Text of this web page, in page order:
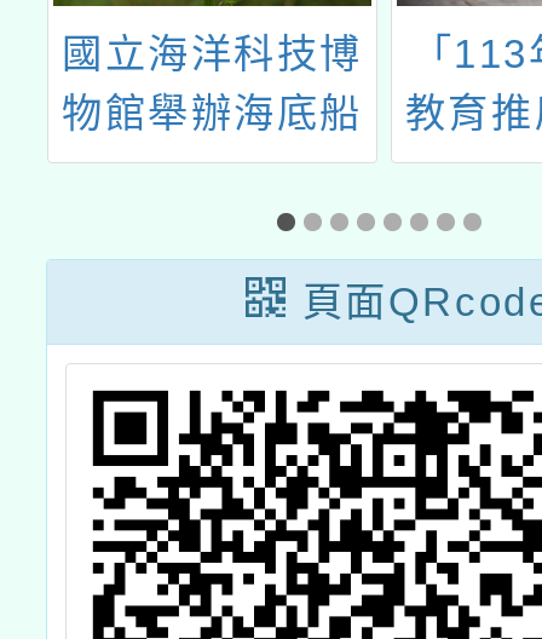
「113年度山野
教育推廣實施計
畫」之教師研習
初階室內課簡章
(第2梯)
2025
球
頁面